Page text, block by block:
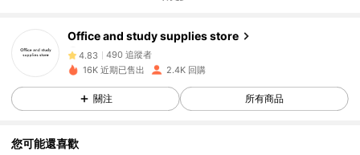
Office and study supplies store
4.83
490 追蹤者
已支付1 天前的p***7
4.83 490 追蹤者
16K 近期已售出 2.4K 回購
關注 所有商品
您可能還喜歡